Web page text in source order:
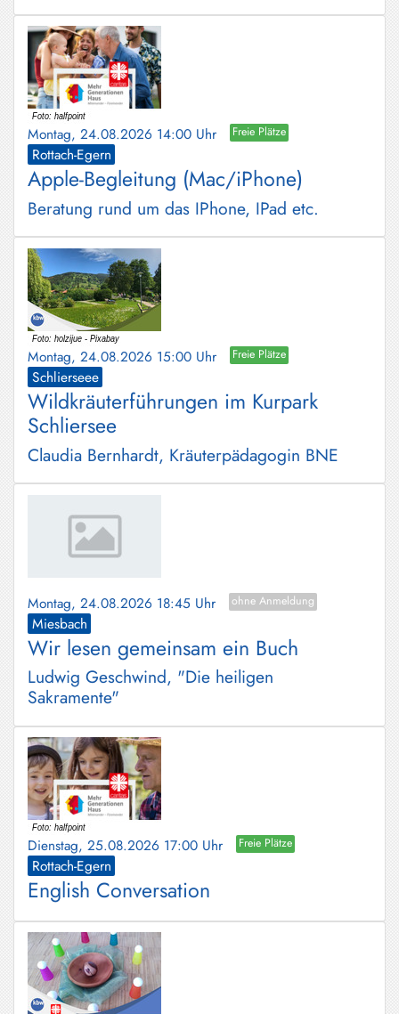
Montag, 24.08.2026 14:00 Uhr Freie Plätze
Rottach-Egern
Apple-Begleitung (Mac/iPhone)
Beratung rund um das IPhone, IPad etc.
Montag, 24.08.2026 15:00 Uhr Freie Plätze
Schlierseee
Wildkräuterführungen im Kurpark
Schliersee
Claudia Bernhardt, Kräuterpädagogin BNE
Montag, 24.08.2026 18:45 Uhr ohne Anmeldung
Miesbach
Wir lesen gemeinsam ein Buch
Ludwig Geschwind, "Die heiligen
Sakramente"
Dienstag, 25.08.2026 17:00 Uhr Freie Plätze
Rottach-Egern
English Conversation